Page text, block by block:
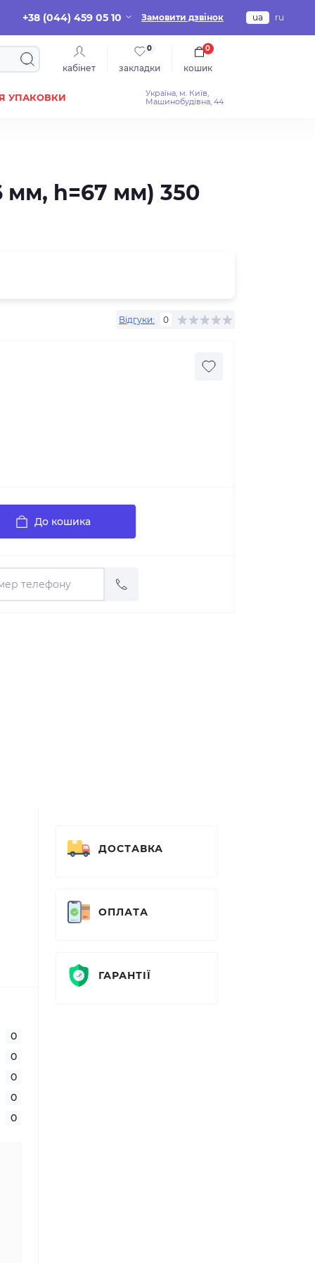
+38 (044) 459 05 10 Замовити дзвінок ua ru
кабінет закладки
0
кошик
0
УПАКОВКИ
Україна, м. Київ,
Машинобудівна, 44
мм, h=67 мм) 350
Відгуки: 0
До кошика
0
0
0
0
0
ДОСТАВКА
ОПЛАТА
ГАРАНТІЇ